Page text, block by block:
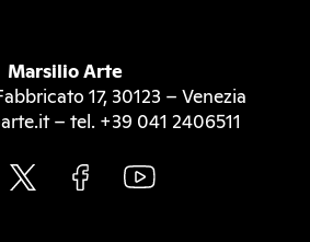
Marsilio Arte
17, 30123 – Venezia
– tel. +39 041 2406511